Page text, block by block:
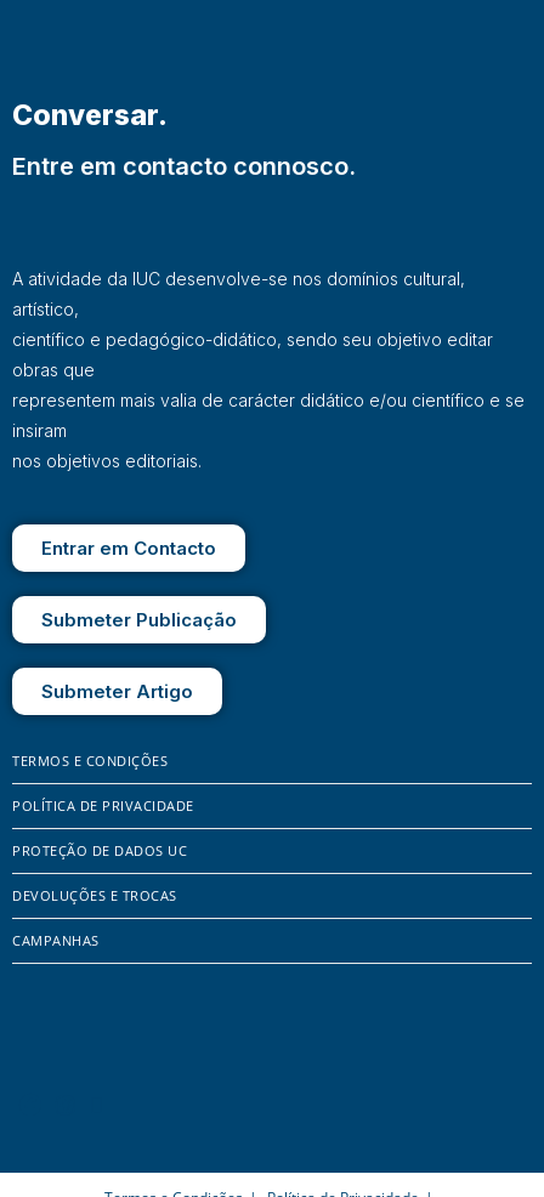
Conversar.
Entre em contacto connosco.
A atividade da IUC desenvolve-se nos domínios cultural,
artístico,
científico e pedagógico-didático, sendo seu objetivo editar
obras que
representem mais valia de carácter didático e/ou científico e se
insiram
nos objetivos editoriais.
Entrar em Contacto
Submeter Publicação
Submeter Artigo
TERMOS E CONDIÇÕES
POLÍTICA DE PRIVACIDADE
PROTEÇÃO DE DADOS UC
DEVOLUÇÕES E TROCAS
CAMPANHAS